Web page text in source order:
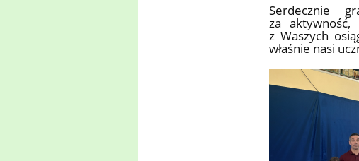
Serdecznie
za
z Waszych
właśnie nasi